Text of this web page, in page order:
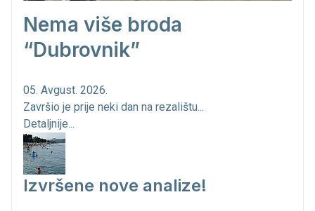
Nema više broda
“Dubrovnik”
05. Avgust. 2026.
Završio je prije neki dan na rezalištu...
Detaljnije...
Izvršene nove analize!